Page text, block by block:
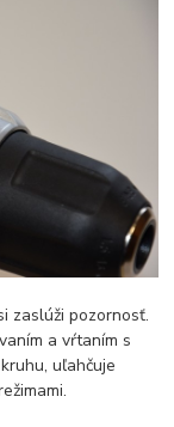
zaslúži pozornosť.
a vŕtaním s
uľahčuje